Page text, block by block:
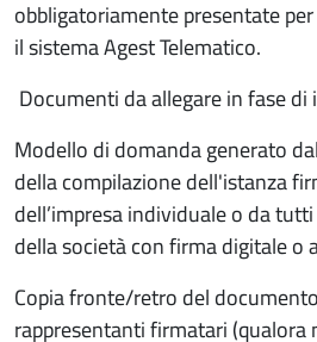
obbligatoriamente presentate
il sistema Agest Telematico.
Documenti da allegare in fase di
Modello di domanda generato
della compilazione dell'istanza
dell’impresa individuale o da
della società con firma digitale o
Copia fronte/retro del
rappresentanti firmatari (qualora